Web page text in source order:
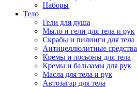
Наборы
Тело
Гели для душа
Мыло и гели для тела и рук
Скрабы и пилинги для тела
Антицеллюлитные средства
Кремы и лосьоны для тела
Кремы и бальзамы для рук
Масла для тела и рук
Автозагар для тела